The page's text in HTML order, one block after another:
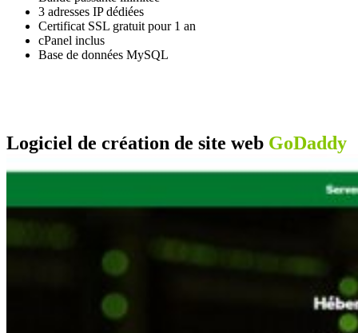
3 adresses IP dédiées
Certificat SSL gratuit pour 1 an
cPanel inclus
Base de données MySQL
Logiciel de création de site web GoDaddy